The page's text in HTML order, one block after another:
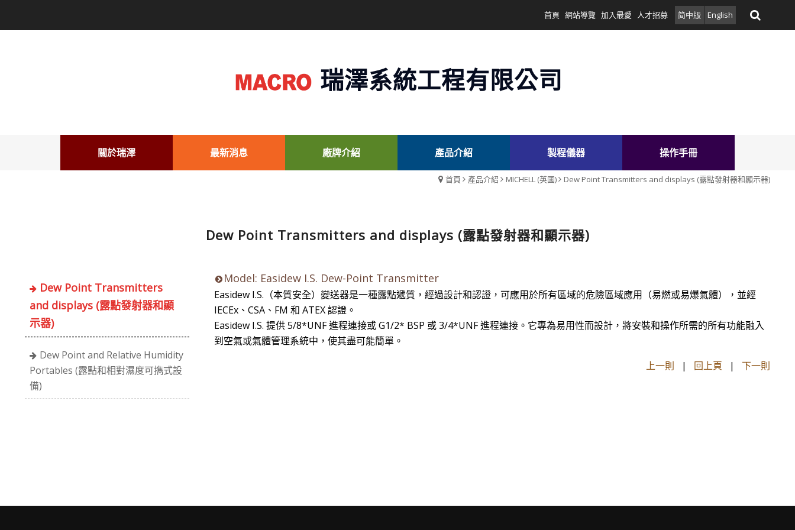
首頁 網站導覽 加入最愛 人才招募 简中版 English
瑞澤系統工程有限公司
關於瑞澤 最新消息 廠牌介紹 產品介紹 製程儀器 操作手冊
首頁 產品介紹 MICHELL (英國) Dew Point Transmitters and displays (露點發射器和顯示器)
Dew Point Transmitters and displays (露點發射器和顯示器)
Dew Point Transmitters
and displays (露點發射器和顯
示器)
Dew Point and Relative Humidity
Portables (露點和相對濕度可擕式設
備)
Model: Easidew I.S. Dew-Point Transmitter
Easidew I.S.（本質安全）變送器是一種露點遞質，經過設計和認證，可應用於所有區域的危險區域應用（易燃或易爆氣體），並經
IECEx、CSA、FM 和 ATEX 認證。
Easidew I.S. 提供 5/8*UNF 進程連接或 G1/2* BSP 或 3/4*UNF 進程連接。它專為易用性而設計，將安裝和操作所需的所有功能融入
到空氣或氣體管理系統中，使其盡可能簡單。
上一則 | 回上頁 | 下一則